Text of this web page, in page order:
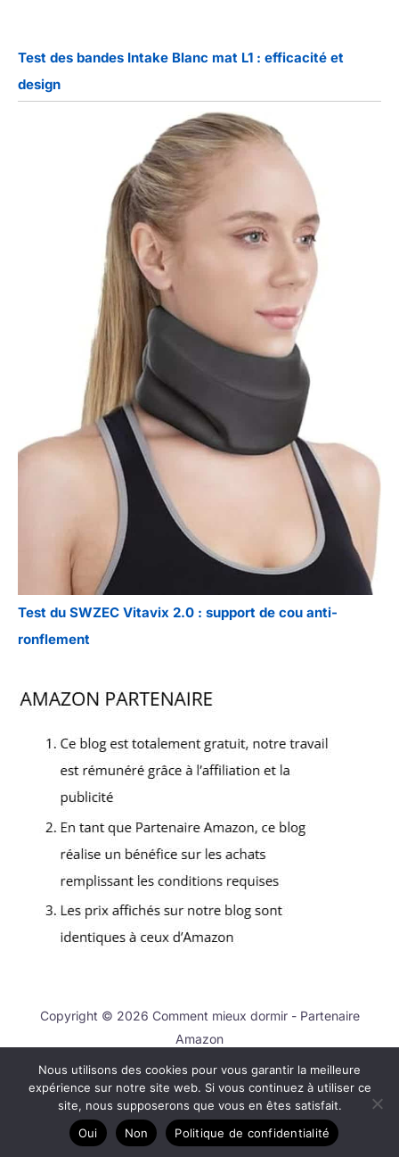
Test des bandes Intake Blanc mat L1 : efficacité et
design
Test du SWZEC Vitavix 2.0 : support de cou anti-
ronflement
Copyright © 2026 Comment mieux dormir - Partenaire
Amazon
Contact
Mentions légales
Politique de confidentialité
Nous utilisons des cookies pour vous garantir la meilleure
expérience sur notre site web. Si vous continuez à utiliser ce
site, nous supposerons que vous en êtes satisfait.
Oui
Non Politique de confidentialité